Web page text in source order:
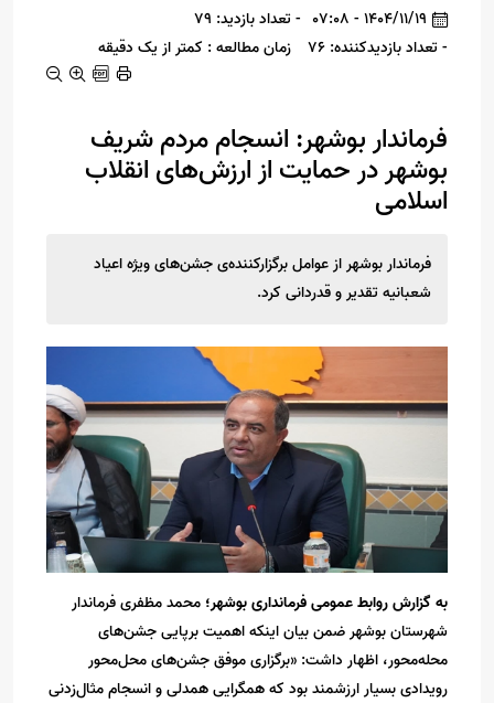
1404/11/19 - 07:08
- تعداد بازدید: 79
- تعداد بازدیدکننده: 76
زمان مطالعه : کمتر از یک دقیقه
فرماندار بوشهر: انسجام مردم شریف
بوشهر در حمایت از ارزش‌های انقلاب
اسلامی
فرماندار بوشهر از عوامل برگزارکننده‌ی جشن‌های ویژه اعیاد
شعبانیه تقدیر و قدردانی کرد.
به گزارش روابط عمومی فرمانداری بوشهر؛ محمد مظفری فرماندار
شهرستان بوشهر ضمن بیان اینکه اهمیت برپایی جشن‌های
محله‌محور، اظهار داشت: «برگزاری موفق جشن‌های محل‌محور
رویدادی بسیار ارزشمند بود که همگرایی همدلی و انسجام مثال‌زدنی